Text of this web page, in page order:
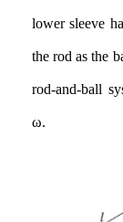
lower sleeve
the rod as the
rod-and-ball
ω.